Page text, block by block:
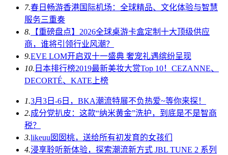
7.春日畅游香港国际机场：全球精品、文化体验与智慧
服务三重奏
8. 【重磅盘点】2026全球桌游卡盒定制十大顶级供应
商，谁将引领行业风潮？
9.EVE LOM开启双十一盛典 奢宠礼遇缤纷呈现
10. 日本排行榜2019最新美妆大赏Top 10！CEZANNE、
DECORTÉ、KATE上榜
1.3月3日-6日，BKA潮流特展不负热爱~等你来探！
2.成分党扒皮：这款“纳米黄金”洗护，到底是不是智商
税？
3.likeuu囡囡桃，送给所有初发育的女孩们
4.浸享聆听新体验，探索潮流新方式 JBL TUNE 2 系列